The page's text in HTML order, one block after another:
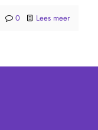
0 Lees meer